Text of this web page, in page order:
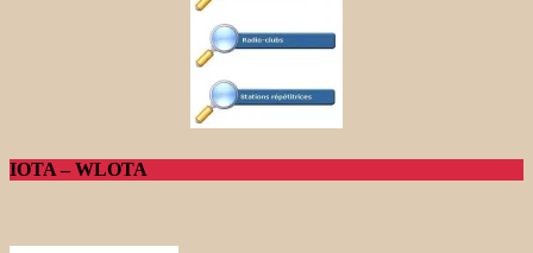
IOTA – WLOTA